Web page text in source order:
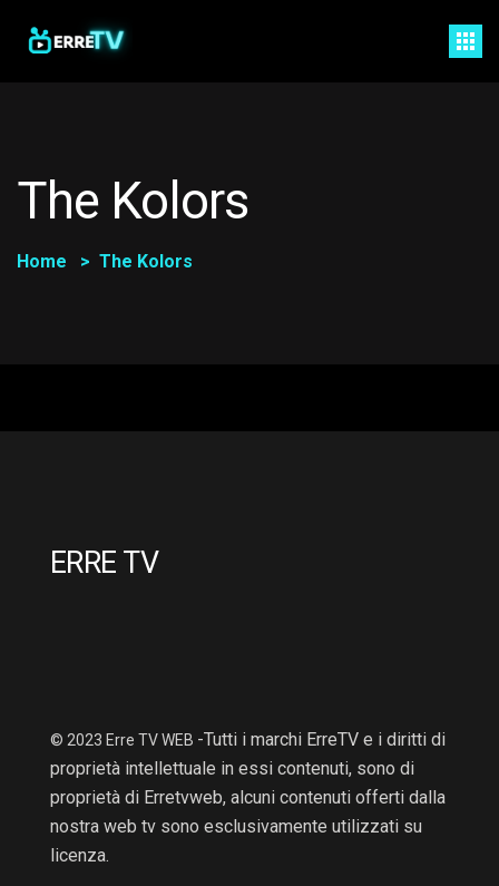
The Kolors
Home The Kolors
ERRE TV
© 2023 Erre TV WEB -Tutti i marchi ErreTV e i diritti di
proprietà intellettuale in essi contenuti, sono di
proprietà di Erretvweb, alcuni contenuti offerti dalla
nostra web tv sono esclusivamente utilizzati su
licenza.